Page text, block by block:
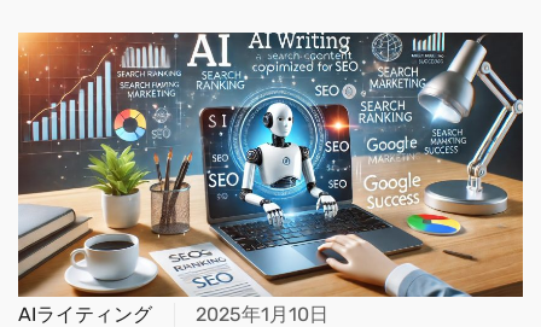
AIライティング 2025年1月10日